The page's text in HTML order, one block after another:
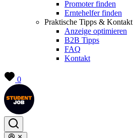
Promoter finden
Erntehelfer finden
Praktische Tipps & Kontakt
Anzeige optimieren
B2B Tipps
FAQ
Kontakt
0